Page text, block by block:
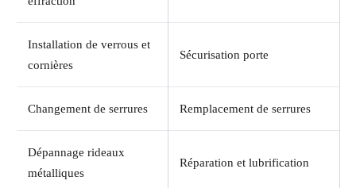
Installation de verrous et
cornières
Sécurisation porte
Changement de serrures Remplacement de serrures
Dépannage rideaux
métalliques
Réparation et lubrification